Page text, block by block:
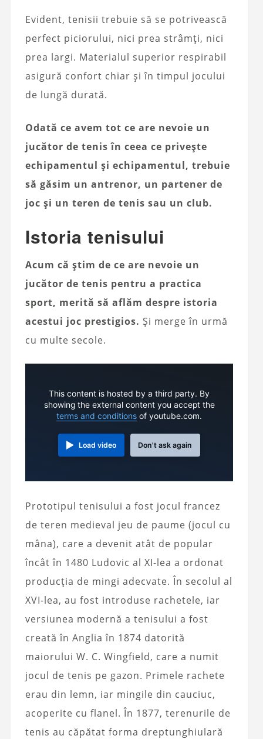
Evident, tenisii trebuie să se potrivească
perfect piciorului, nici prea strâmți, nici
prea largi. Materialul superior respirabil
asigură confort chiar și în timpul jocului
de lungă durată.
Odată ce avem tot ce are nevoie un
jucător de tenis în ceea ce privește
echipamentul și echipamentul, trebuie
să găsim un antrenor, un partener de
joc și un teren de tenis sau un club.
Istoria tenisului
Acum că știm de ce are nevoie un
jucător de tenis pentru a practica
sport, merită să aflăm despre istoria
acestui joc prestigios. Și merge în urmă
cu multe secole.
This content is hosted by a third party. By
showing the external content you accept the
terms and conditions of youtube.com.
Load video Don't ask again
Prototipul tenisului a fost jocul francez
de teren medieval jeu de paume (jocul cu
mâna), care a devenit atât de popular
încât în ​​1480 Ludovic al XI-lea a ordonat
producția de mingi adecvate. În secolul al
XVI-lea, au fost introduse rachetele, iar
versiunea modernă a tenisului a fost
creată în Anglia în 1874 datorită
maiorului W. C. Wingfield, care a numit
jocul de tenis pe gazon. Primele rachete
erau din lemn, iar mingile din cauciuc,
acoperite cu flanel. În 1877, terenurile de
tenis au căpătat forma dreptunghiulară